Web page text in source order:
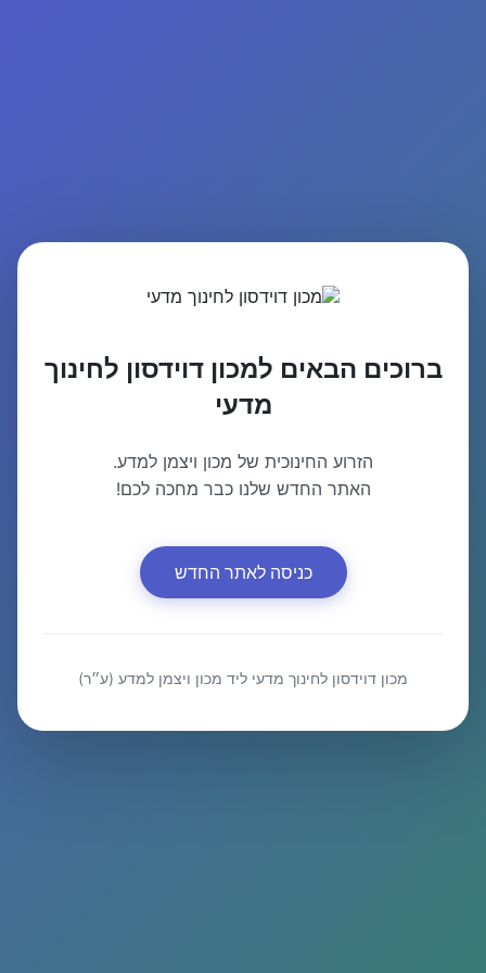
ברוכים הבאים למכון דוידסון לחינוך
מדעי
הזרוע החינוכית של מכון ויצמן למדע.
האתר החדש שלנו כבר מחכה לכם!
כניסה לאתר החדש
מכון דוידסון לחינוך מדעי ליד מכון ויצמן למדע (ע״ר)